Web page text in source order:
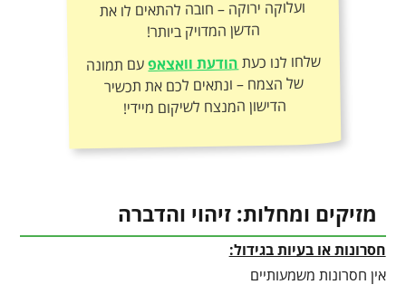
הדשן המדויק ביותר!
שלחו לנו כעתהודעת וואצאפעם תמונה
של הצמח – ונתאים לכם את תכשיר
הדישון המנצח לשיקום מיידי!
מזיקים ומחלות: זיהוי והדברה
חסרונות או בעיות בגידול:
אין חסרונות משמעותיים